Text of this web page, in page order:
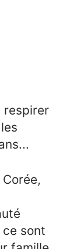
respirer
ce sont